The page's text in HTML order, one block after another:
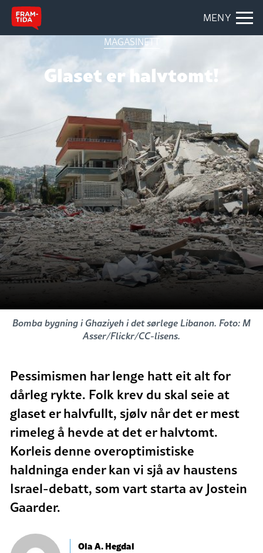
MENY
MAGASINETT
Glaset er halvtomt!
Bomba bygning i Ghaziyeh i det sørlege Libanon. Foto: M
Asser/Flickr/CC-lisens.
Pessimismen har lenge hatt eit alt for
dårleg rykte. Folk krev du skal seie at
glaset er halvfullt, sjølv når det er mest
rimeleg å hevde at det er halvtomt.
Korleis denne overoptimistiske
haldninga ender kan vi sjå av haustens
Israel-debatt, som vart starta av Jostein
Gaarder.
Ola A. Hegdal